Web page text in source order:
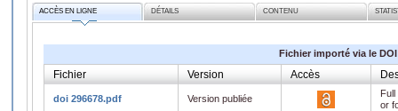
ACCÈS EN LIGNE DÉTAILS CONTENU
Fichier importé via le DOI
Fichier Version Accès
doi 296678.pdf Version publiée
or